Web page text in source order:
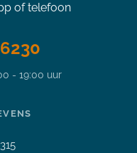
of telefoon
- 19:00 uur
over dit
SSD FHD IPS Office